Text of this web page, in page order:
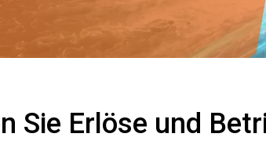
Sie Erlöse und